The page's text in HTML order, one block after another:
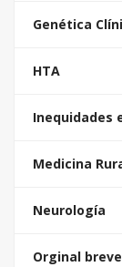
Genética
HTA
Inequidades
Medicina
Neurología
Orginal breve